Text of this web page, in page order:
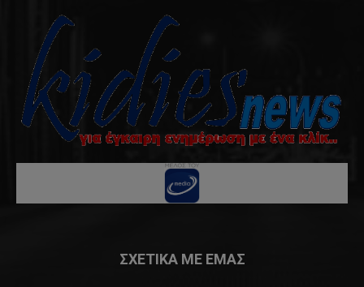
ΣΧΕΤΙΚΑ ΜΕ ΕΜΑΣ